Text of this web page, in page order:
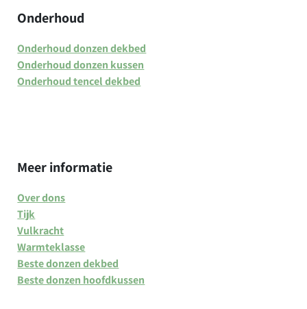
Onderhoud
Onderhoud donzen dekbed
Onderhoud donzen kussen
Onderhoud tencel dekbed
Meer informatie
Over dons
Tijk
Vulkracht
Warmteklasse
Beste donzen dekbed
Beste donzen hoofdkussen